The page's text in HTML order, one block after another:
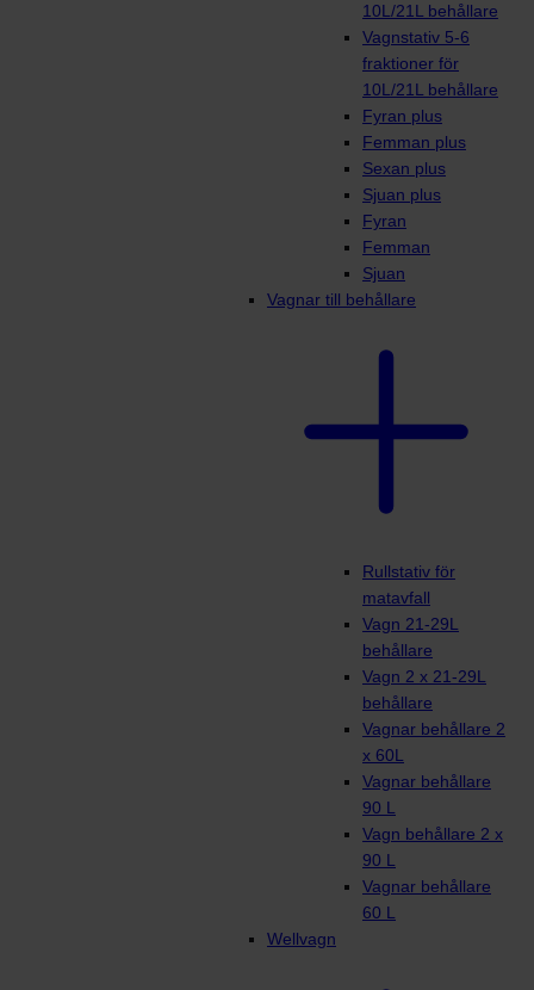
10L/21L behållare
Vagnstativ 5-6
fraktioner för
10L/21L behållare
Fyran plus
Femman plus
Sexan plus
Sjuan plus
Fyran
Femman
Sjuan
Vagnar till behållare
Rullstativ för
matavfall
Vagn 21-29L
behållare
Vagn 2 x 21-29L
behållare
Vagnar behållare 2
x 60L
Vagnar behållare
90 L
Vagn behållare 2 x
90 L
Vagnar behållare
60 L
Wellvagn